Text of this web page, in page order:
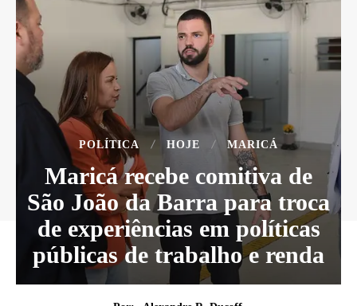
POLÍTICA HOJE MARICÁ
Maricá recebe comitiva de
São João da Barra para troca
de experiências em políticas
públicas de trabalho e renda